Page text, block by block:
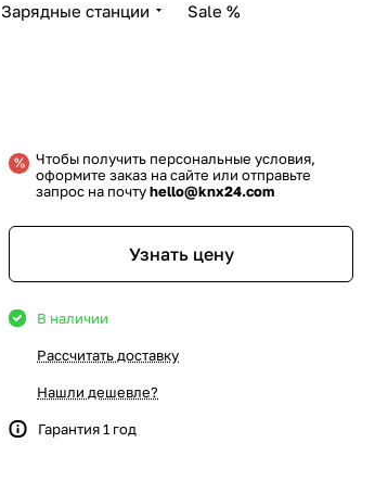
Зарядные станции Sale %
Чтобы получить персональные условия,
оформите заказ на сайте или отправьте
запрос на почтуhello@knx24.com
Узнать цену
В наличии
Рассчитать доставку
Нашли дешевле?
Гарантия 1 год